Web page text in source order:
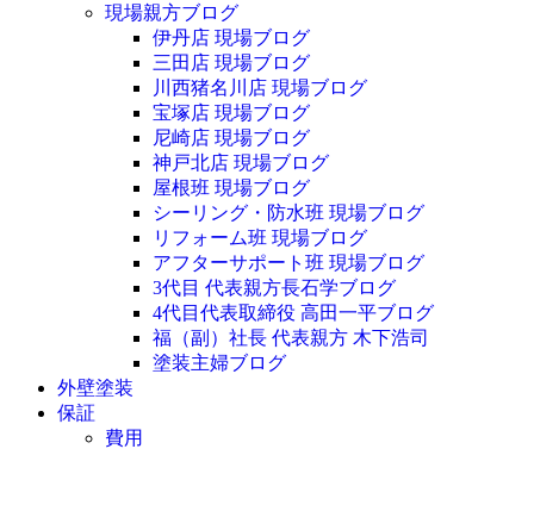
現場親方ブログ
伊丹店 現場ブログ
三田店 現場ブログ
川西猪名川店 現場ブログ
宝塚店 現場ブログ
尼崎店 現場ブログ
神戸北店 現場ブログ
屋根班 現場ブログ
シーリング・防水班 現場ブログ
リフォーム班 現場ブログ
アフターサポート班 現場ブログ
3代目 代表親方長石学ブログ
4代目代表取締役 高田一平ブログ
福（副）社長 代表親方 木下浩司
塗装主婦ブログ
外壁塗装
保証
費用